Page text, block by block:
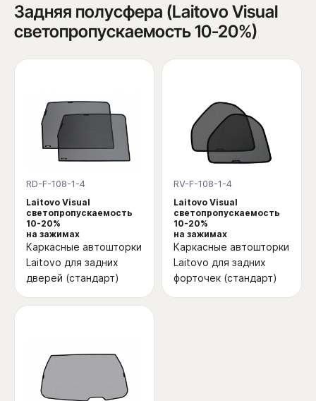
Задняя полусфера (Laitovo Visual
светопропускаемость 10-20%)
RD-F-108-1-4
Laitovo Visual
светопропускаемость
10-20%
на зажимах
Каркасные автошторки
Laitovo для задних
дверей (стандарт)
RV-F-108-1-4
Laitovo Visual
светопропускаемость
10-20%
на зажимах
Каркасные автошторки
Laitovo для задних
форточек (стандарт)